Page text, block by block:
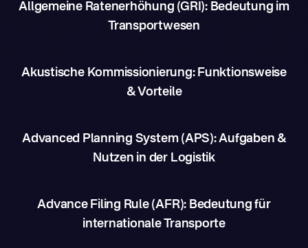
Allgemeine Ratenerhöhung (GRI): Bedeutung im
Transportwesen
Akustische Kommissionierung: Funktionsweise
& Vorteile
Advanced Planning System (APS): Aufgaben &
Nutzen in der Logistik
Advance Filing Rule (AFR): Bedeutung für
internationale Transporte